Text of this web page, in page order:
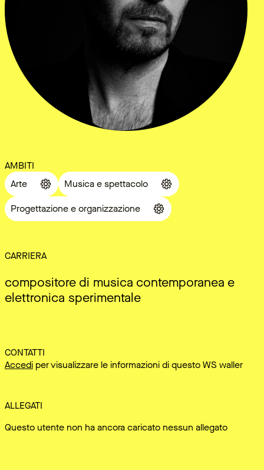
AMBITI
Arte
Musica e spettacolo
Progettazione e organizzazione
CARRIERA
compositore di musica contemporanea e
elettronica sperimentale
CONTATTI
Accedi per visualizzare le informazioni di questo WS waller
ALLEGATI
Questo utente non ha ancora caricato nessun allegato